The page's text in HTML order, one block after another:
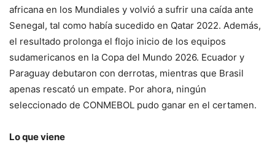
africana en los Mundiales y volvió a sufrir una caída ante
Senegal, tal como había sucedido en Qatar 2022. Además,
el resultado prolonga el flojo inicio de los equipos
sudamericanos en la Copa del Mundo 2026. Ecuador y
Paraguay debutaron con derrotas, mientras que Brasil
apenas rescató un empate. Por ahora, ningún
seleccionado de CONMEBOL pudo ganar en el certamen.
Lo que viene